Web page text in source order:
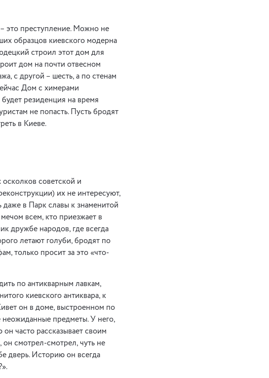
это преступление. Можно не
образцов киевского модерна
строил этот дом для
дом на почти отвесном
с другой – шесть, а по стенам
Дом с химерами
резиденция на время
не попасть. Пусть бродят
в Киеве.
осколков советской и
их не интересуют,
в Парк славы к знаменитой
всем, кто приезжает в
дружбе народов, где всегда
летают голуби, бродят по
только просит за это «что-
по антикварным лавкам,
киевского антиквара, к
он в доме, выстроенном по
неожиданные предметы. У него,
часто рассказывает своим
смотрел-смотрел, чуть не
дверь. Историю он всегда